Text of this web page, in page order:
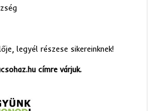
legyél részese sikereinknek!
címre várjuk.